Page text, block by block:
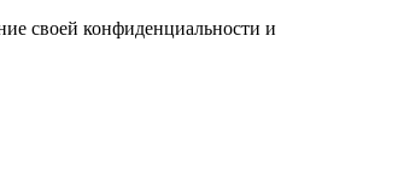
своей конфиденциальности и